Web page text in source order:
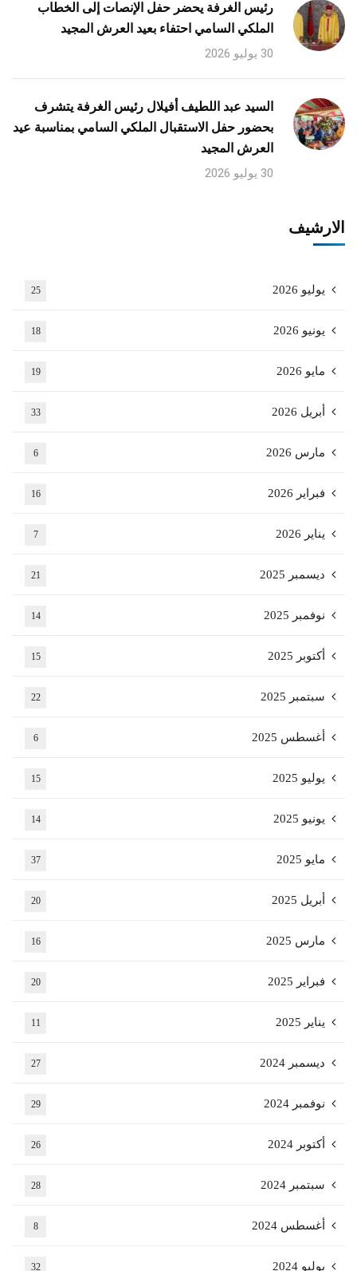
رئيس الغرفة يحضر حفل الإنصات إلى الخطاب
الملكي السامي احتفاء بعيد العرش المجيد
30 يوليو 2026
السيد عبد اللطيف أفيلال رئيس الغرفة يتشرف
بحضور حفل الاستقبال الملكي السامي بمناسبة عيد
العرش المجيد
30 يوليو 2026
الارشيف
يوليو 2026 25
يونيو 2026 18
مايو 2026 19
أبريل 2026 33
مارس 2026 6
فبراير 2026 16
يناير 2026 7
ديسمبر 2025 21
نوفمبر 2025 14
أكتوبر 2025 15
سبتمبر 2025 22
أغسطس 2025 6
يوليو 2025 15
يونيو 2025 14
مايو 2025 37
أبريل 2025 20
مارس 2025 16
فبراير 2025 20
يناير 2025 11
ديسمبر 2024 27
نوفمبر 2024 29
أكتوبر 2024 26
سبتمبر 2024 28
أغسطس 2024 8
يوليو 2024 32